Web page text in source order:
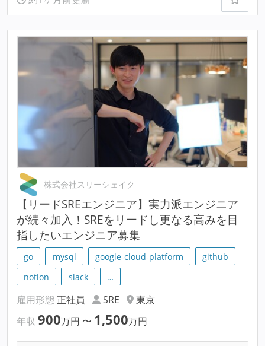
株式会社スリーシェイク
【リードSREエンジニア】実力派エンジニア
が続々加入！SREをリードし更なる高みを目
指したいエンジニア募集
go mysql google-cloud-platform
github
notion
slack …
雇用形態 正社員 SRE
東京
年収 900万円 〜 1,500万円